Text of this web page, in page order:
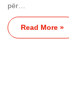
për…
Read More »